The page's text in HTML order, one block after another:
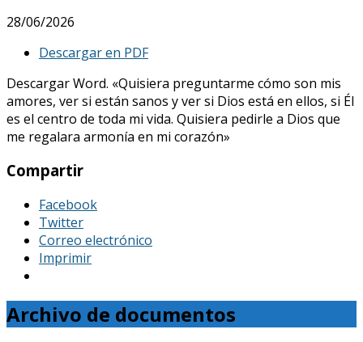
28/06/2026
Descargar en PDF
Descargar Word. «Quisiera preguntarme cómo son mis
amores, ver si están sanos y ver si Dios está en ellos, si Él
es el centro de toda mi vida. Quisiera pedirle a Dios que
me regalara armonía en mi corazón»
Compartir
Facebook
Twitter
Correo electrónico
Imprimir
Archivo de documentos